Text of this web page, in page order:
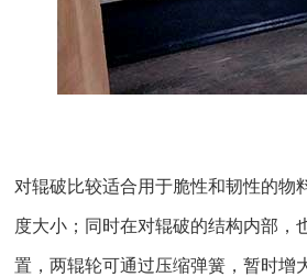
对辊破比较适合用于脆性和韧性的物
度大小；同时在对辊破的结构内部，
置，两辊轮可通过压缩弹簧，暂时增